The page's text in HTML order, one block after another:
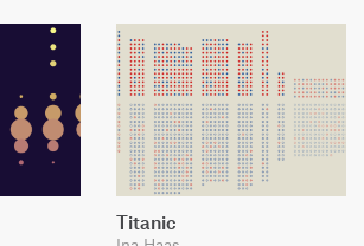
Titanic